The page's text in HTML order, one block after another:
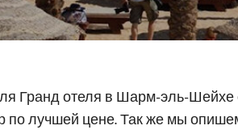
Гранд отеля в Шарм-эль-Шейхе
по лучшей цене. Так же мы